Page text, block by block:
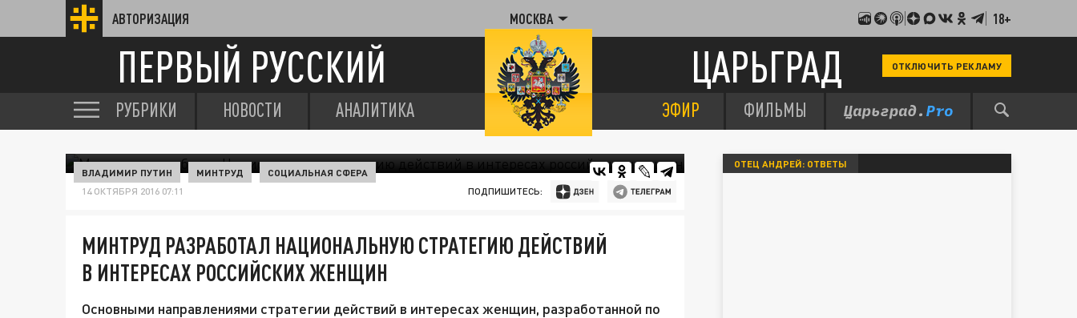
АВТОРИЗАЦИЯ МОСКВА 18+
ПЕРВЫЙ РУССКИЙ ЦАРЬГРАД ОТКЛЮЧИТЬ РЕКЛАМУ
РУБРИКИ НОВОСТИ АНАЛИТИКА ЭФИР ФИЛЬМЫ
ВЛАДИМИР ПУТИН МИНТРУД СОЦИАЛЬНАЯ СФЕРА
14 ОКТЯБРЯ 2016 07:11 ПОДПИШИТЕСЬ:
МИНТРУД РАЗРАБОТАЛ НАЦИОНАЛЬНУЮ СТРАТЕГИЮ ДЕЙСТВИЙ
В ИНТЕРЕСАХ РОССИЙСКИХ ЖЕНЩИН
Основными направлениями стратегии действий в интересах женщин, разработанной по
ОТЕЦ АНДРЕЙ: ОТВЕТЫ